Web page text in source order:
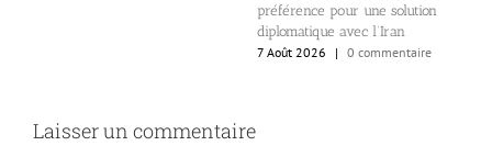
préférence pour une solution
diplomatique avec l’Iran
7 Août 2026
| 0 commentaire
Laisser un commentaire